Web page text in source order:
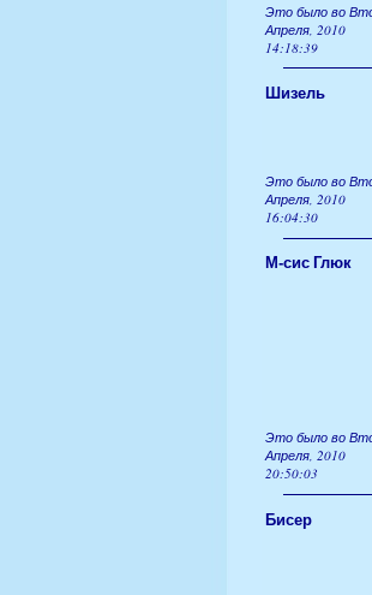
Это было во
Апреля, 2010
14:18:39
Шизель
Это было во
Апреля, 2010
16:04:30
М-сис Глюк
Это было во
Апреля, 2010
20:50:03
Бисер